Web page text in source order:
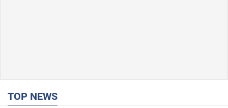
TOP NEWS